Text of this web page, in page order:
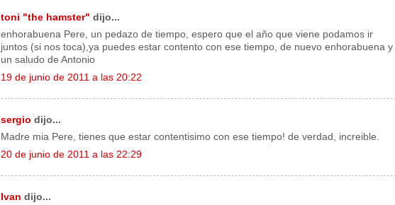
toni "the hamster" dijo...
enhorabuena Pere, un pedazo de tiempo, espero que el año que viene podamos ir
juntos (si nos toca),ya puedes estar contento con ese tiempo, de nuevo enhorabuena y
un saludo de Antonio
19 de junio de 2011 a las 20:22
sergio dijo...
Madre mia Pere, tienes que estar contentisimo con ese tiempo! de verdad, increible.
20 de junio de 2011 a las 22:29
Ivan dijo...